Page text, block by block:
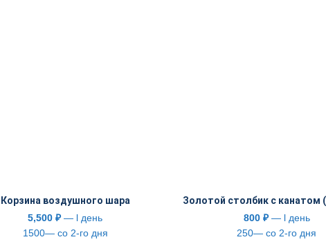
Корзина воздушного шара
5,500₽— l день
1500— со 2-го дня
Золотой столбик с канатом
800 ₽— l день
250— со 2-го дня